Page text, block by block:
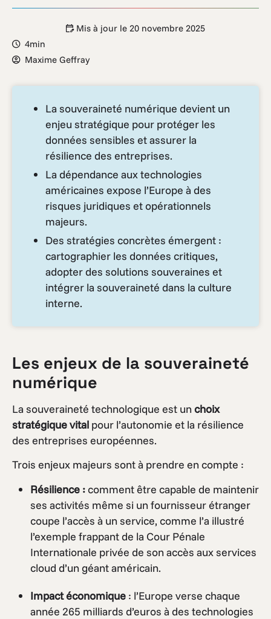
Mis à jour le 20 novembre 2025
4min
Maxime Geffray
La souveraineté numérique devient un
enjeu stratégique pour protéger les
données sensibles et assurer la
résilience des entreprises.
La dépendance aux technologies
américaines expose l’Europe à des
risques juridiques et opérationnels
majeurs.
Des stratégies concrètes émergent :
cartographier les données critiques,
adopter des solutions souveraines et
intégrer la souveraineté dans la culture
interne.
Les enjeux de la souveraineté
numérique
La souveraineté technologique est un choix
stratégique vital pour l’autonomie et la résilience
des entreprises européennes.
Trois enjeux majeurs sont à prendre en compte :
Résilience :comment être capable de maintenir
ses activités même si un fournisseur étranger
coupe l’accès à un service, comme l’a illustré
l’exemple frappant de la Cour Pénale
Internationale privée de son accès aux services
cloud d’un géant américain.
Impact économique : l’Europe verse chaque
année 265 milliards d’euros à des technologies